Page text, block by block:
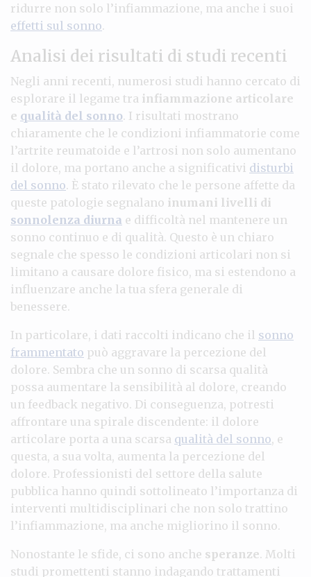
ridurre non solo l’infiammazione, ma anche i suoi
effetti sul sonno.
Analisi dei risultati di studi recenti
Negli anni recenti, numerosi studi hanno cercato di
esplorare il legame tra infiammazione articolare
e qualità del sonno. I risultati mostrano
chiaramente che le condizioni infiammatorie come
l’artrite reumatoide e l’artrosi non solo aumentano
il dolore, ma portano anche a significativi disturbi
del sonno. È stato rilevato che le persone affette da
queste patologie segnalano inumani livelli di
sonnolenza diurna e difficoltà nel mantenere un
sonno continuo e di qualità. Questo è un chiaro
segnale che spesso le condizioni articolari non si
limitano a causare dolore fisico, ma si estendono a
influenzare anche la tua sfera generale di
benessere.
In particolare, i dati raccolti indicano che il sonno
frammentato può aggravare la percezione del
dolore. Sembra che un sonno di scarsa qualità
possa aumentare la sensibilità al dolore, creando
un feedback negativo. Di conseguenza, potresti
affrontare una spirale discendente: il dolore
articolarе porta a una scarsa qualità del sonno, e
questa, a sua volta, aumenta la percezione del
dolore. Professionisti del settore della salute
pubblica hanno quindi sottolineato l’importanza di
interventi multidisciplinari che non solo trattino
l’infiammazione, ma anche migliorino il sonno.
Nonostante le sfide, ci sono anche speranze. Molti
studi promettenti stanno indagando trattamenti